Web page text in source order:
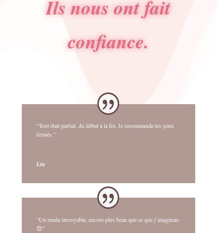
Ils nous ont fait
confiance.
“Tout était parfait, du début à la fin. Je recommande les yeux
fermés.”
Léa
“Un rendu incroyable, encore plus beau que ce que j’imaginais
😍”